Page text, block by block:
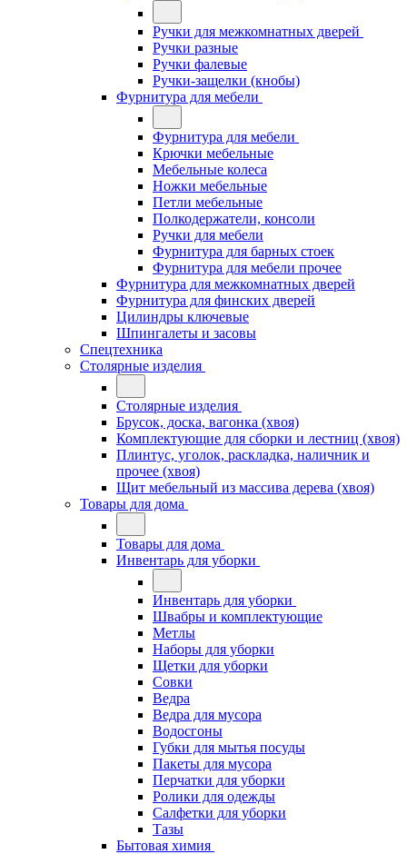
Ручки для межкомнатных дверей
Ручки разные
Ручки фалевые
Ручки-защелки (кнобы)
Фурнитура для мебели
Фурнитура для мебели
Крючки мебельные
Мебельные колеса
Ножки мебельные
Петли мебельные
Полкодержатели, консоли
Ручки для мебели
Фурнитура для барных стоек
Фурнитура для мебели прочее
Фурнитура для межкомнатных дверей
Фурнитура для финских дверей
Цилиндры ключевые
Шпингалеты и засовы
Спецтехника
Столярные изделия
Столярные изделия
Брусок, доска, вагонка (хвоя)
Комплектующие для сборки и лестниц (хвоя)
Плинтус, уголок, раскладка, наличник и
прочее (хвоя)
Щит мебельный из массива дерева (хвоя)
Товары для дома
Товары для дома
Инвентарь для уборки
Инвентарь для уборки
Швабры и комплектующие
Метлы
Наборы для уборки
Щетки для уборки
Совки
Ведра
Ведра для мусора
Водосгоны
Губки для мытья посуды
Пакеты для мусора
Перчатки для уборки
Ролики для одежды
Салфетки для уборки
Тазы
Бытовая химия